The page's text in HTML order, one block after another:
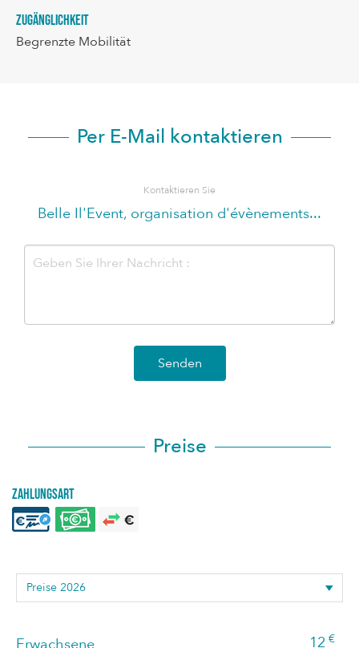
Zugänglichkeit
Begrenzte Mobilität
Per E-Mail kontaktieren
Kontaktieren Sie
Belle Il'Event, organisation d'évènements...
Senden
Preise
Zahlungsart
12 €